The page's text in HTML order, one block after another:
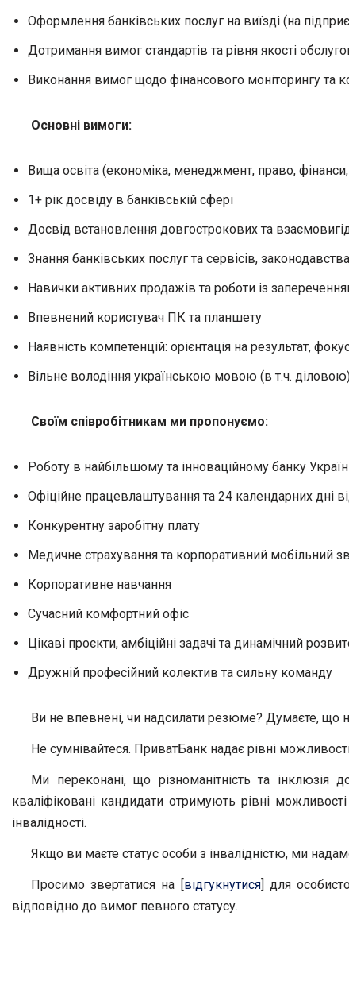
Оформлення банківських послуг на виїзді (на
Дотримання вимог стандартів та рівня якості
Виконання вимог щодо фінансового моніторингу та
Основні вимоги:
Вища освіта (економіка, менеджмент, право,
1+ рік досвіду в банківській сфері
Досвід встановлення довгострокових та
Знання банківських послуг та сервісів,
Навички активних продажів та роботи із
Впевнений користувач ПК та планшету
Наявність компетенцій: орієнтація на результат,
Вільне володіння українською мовою (в т.ч.
Своїм співробітникам ми пропонуємо:
Роботу в найбільшому та інноваційному банку
Офіційне працевлаштування та 24 календарних дні
Конкурентну заробітну плату
Медичне страхування та корпоративний мобільний
Корпоративне навчання
Сучасний комфортний офіс
Цікаві проєкти, амбіційні задачі та динамічний
Дружній професійний колектив та сильну команду
Ви не впевнені, чи надсилати резюме? Думаєте, що
Не сумнівайтеся. ПриватБанк надає рівні
Ми переконані, що різноманітність та інклюзія
кваліфіковані кандидати отримують рівні
інвалідності.
Якщо ви маєте статус особи з інвалідністю, ми
Просимо звертатися на [відгукнутися] для
відповідно до вимог певного статусу.